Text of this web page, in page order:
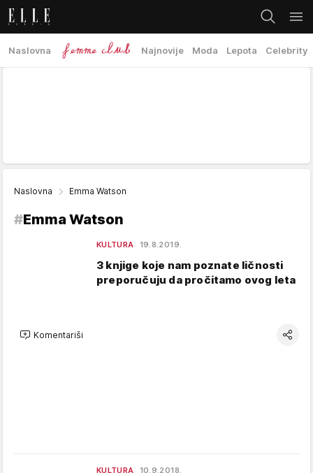
Naslovna Najnovije Moda Lepota Celebrity
Naslovna Emma Watson
#Emma Watson
KULTURA 19.8.2019.
3 knjige koje nam poznate ličnosti
preporučuju da pročitamo ovog leta
Komentariši
KULTURA 10.9.2018.